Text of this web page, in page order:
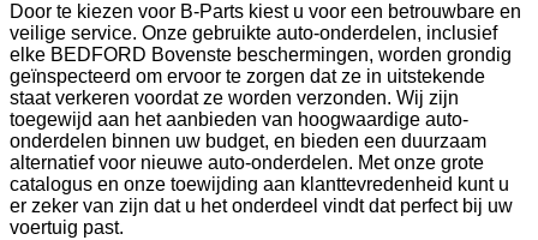
Door te kiezen voor B-Parts kiest u voor een betrouwbare en
veilige service. Onze gebruikte auto-onderdelen, inclusief
elke BEDFORD Bovenste beschermingen, worden grondig
geïnspecteerd om ervoor te zorgen dat ze in uitstekende
staat verkeren voordat ze worden verzonden. Wij zijn
toegewijd aan het aanbieden van hoogwaardige auto-
onderdelen binnen uw budget, en bieden een duurzaam
alternatief voor nieuwe auto-onderdelen. Met onze grote
catalogus en onze toewijding aan klanttevredenheid kunt u
er zeker van zijn dat u het onderdeel vindt dat perfect bij uw
voertuig past.